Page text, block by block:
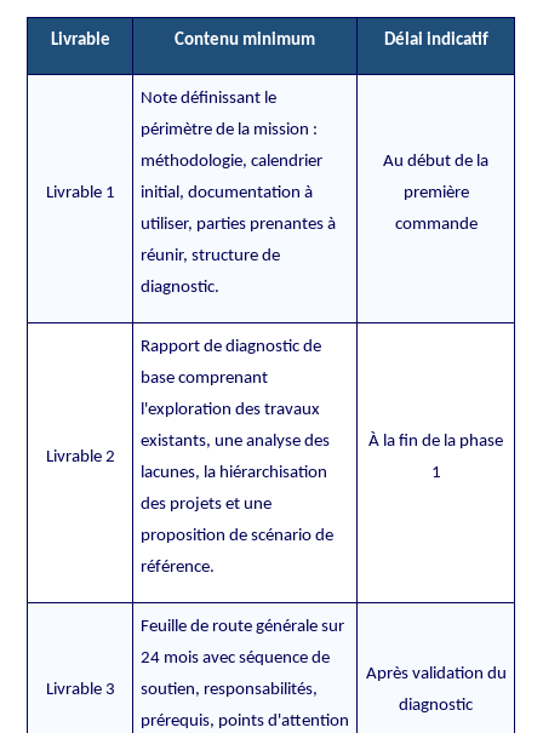
Livrable Contenu minimum Délai indicatif
Livrable 1
Note définissant le
périmètre de la mission :
méthodologie, calendrier
initial, documentation à
utiliser, parties prenantes à
réunir, structure de
diagnostic.
Au début de la
première
commande
Livrable 2
Rapport de diagnostic de
base comprenant
l'exploration des travaux
existants, une analyse des
lacunes, la hiérarchisation
des projets et une
proposition de scénario de
référence.
À la fin de la phase
1
Livrable 3
Feuille de route générale sur
24 mois avec séquence de
soutien, responsabilités,
prérequis, points d'attention
Après validation du
diagnostic